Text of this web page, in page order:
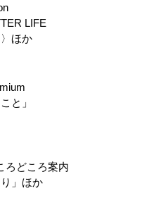
LIFE
ほか
と」
ろどころ案内
」ほか